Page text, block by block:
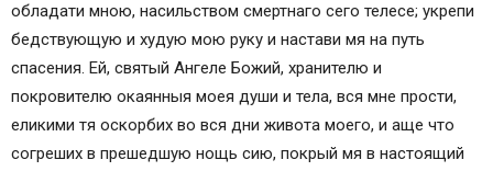
обладати мною, насильством смертнаго сего телесе; укрепи
бедствующую и худую мою руку и настави мя на путь
спасения. Ей, святый Ангеле Божий, хранителю и
покровителю окаянныя моея души и тела, вся мне прости,
еликими тя оскорбих во вся дни живота моего, и аще что
согреших в прешедшую нощь сию, покрый мя в настоящий